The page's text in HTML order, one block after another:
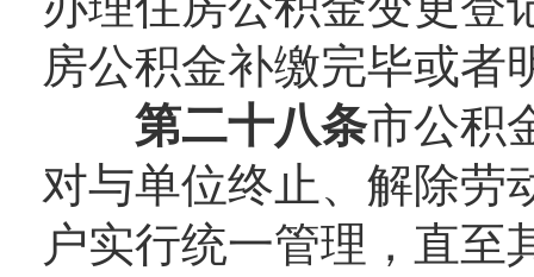
房公积金补缴完毕或者
第二十八条市公积
对与单位终止、解除劳
户实行统一管理，直至